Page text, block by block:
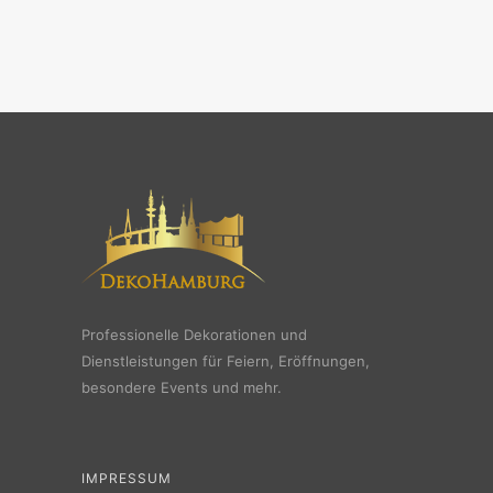
Professionelle Dekorationen und
Dienstleistungen für Feiern, Eröffnungen,
besondere Events und mehr.
IMPRESSUM